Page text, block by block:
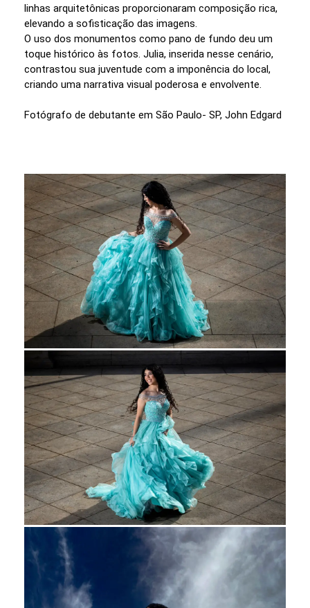
linhas arquitetônicas proporcionaram composição rica,
elevando a sofisticação das imagens.
O uso dos monumentos como pano de fundo deu um
toque histórico às fotos. Julia, inserida nesse cenário,
contrastou sua juventude com a imponência do local,
criando uma narrativa visual poderosa e envolvente.
Fotógrafo de debutante em São Paulo- SP, John Edgard